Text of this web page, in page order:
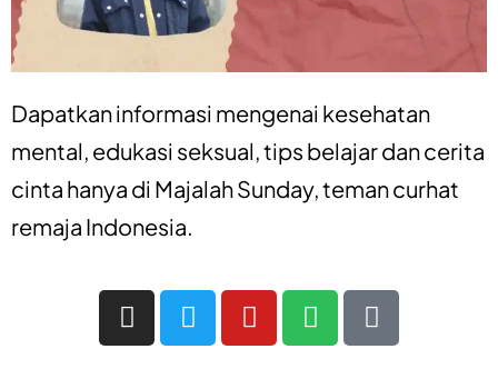
Dapatkan informasi mengenai kesehatan
mental, edukasi seksual,tips belajardancerita
cinta hanya di Majalah Sunday, teman curhat
remaja Indonesia.